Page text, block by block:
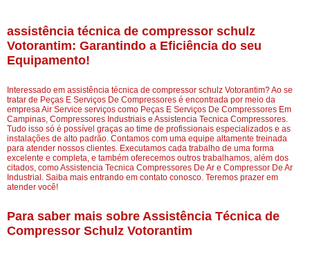
assistência técnica de compressor schulz
Votorantim: Garantindo a Eficiência do seu
Equipamento!
Interessado em assistência técnica de compressor schulz Votorantim? Ao se
tratar de Peças E Serviços De Compressores é encontrada por meio da
empresa Air Service serviços como Peças E Serviços De Compressores Em
Campinas, Compressores Industriais e Assistencia Tecnica Compressores.
Tudo isso só é possível graças ao time de profissionais especializados e as
instalações de alto padrão. Contamos com uma equipe altamente treinada
para atender nossos clientes. Executamos cada trabalho de uma forma
excelente e completa, e também oferecemos outros trabalhamos, além dos
citados, como Assistencia Tecnica Compressores De Ar e Compressor De Ar
Industrial. Saiba mais entrando em contato conosco. Teremos prazer em
atender você!
Para saber mais sobre Assistência Técnica de
Compressor Schulz Votorantim